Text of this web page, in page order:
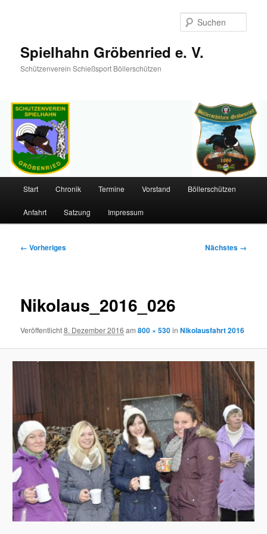
Spielhahn Gröbenried e. V.
Schützenverein Schießsport Böllerschützen
Zum
primären
Start Chronik Termine Vorstand Böllerschützen
Anfahrt Satzung Impressum
Bilder-
← Vorheriges Nächstes →
Nikolaus_2016_026
Veröffentlicht8. Dezember 2016 am800 × 530inNikolausfahrt 2016